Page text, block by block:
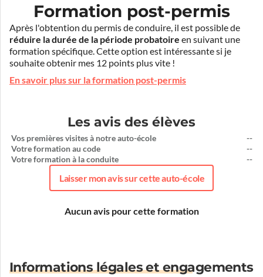
Formation post-permis
Après l'obtention du permis de conduire, il est possible de
réduire la durée de la période probatoire en suivant une
formation spécifique. Cette option est intéressante si je
souhaite obtenir mes 12 points plus vite !
En savoir plus sur la formation post-permis
Les avis des élèves
Vos premières visites à notre auto-école
Votre formation au code
Votre formation à la conduite
--
--
--
Laisser mon avis sur cette auto-école
Aucun avis pour cette formation
Informations légales et engagements